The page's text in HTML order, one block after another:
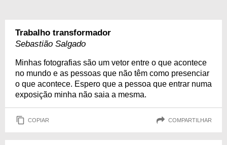
Trabalho transformador
Sebastião Salgado
Minhas fotografias são um vetor entre o que acontece
no mundo e as pessoas que não têm como presenciar
o que acontece. Espero que a pessoa que entrar numa
exposição minha não saia a mesma.
COPIAR COMPARTILHAR